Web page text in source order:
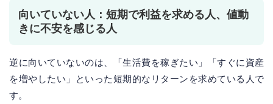
向いていない人：短期で利益を求める人、値動
きに不安を感じる人
逆に向いていないのは、「生活費を稼ぎたい」「すぐに資産
を増やしたい」といった短期的なリターンを求めている人で
す。